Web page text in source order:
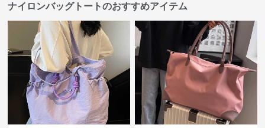
ナイロンバッグトートのおすすめアイテム